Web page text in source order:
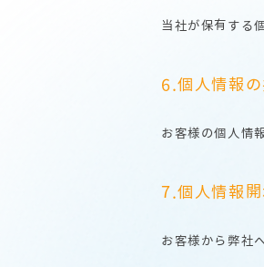
当社が保有する
6.個人情報の
お客様の個人情
7.個人情報
お客様から弊社